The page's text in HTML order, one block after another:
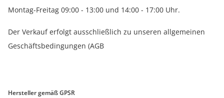
Montag-Freitag 09:00 - 13:00 und 14:00 - 17:00 Uhr.
Der Verkauf erfolgt ausschließlich zu unseren allgemeinen
Geschäftsbedingungen (AGB
Hersteller gemäß GPSR